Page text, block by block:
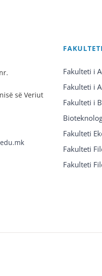
së Veriut
Fakulteti i
Fakulteti i
Fakulteti i
Fakulteti
Fakulteti
Fakulteti